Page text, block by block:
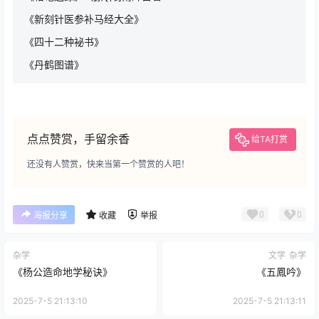
《新刻针医参补马经大全》
《四十二种袐书》
《丹鹤图谱》
点点赞赏，手留余香 给TA打赏
还没有人赞赏，快来当第一个赞赏的人吧！
海报分享 收藏 举报 0 0
杂学
《杨公造命地学秘诀》
2025-7-5 21:13:10
文学 杂学
《五鳳吟》
2025-7-5 21:13:11